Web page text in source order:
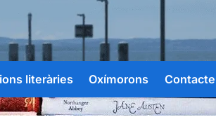
literàries Oxímorons Contacte